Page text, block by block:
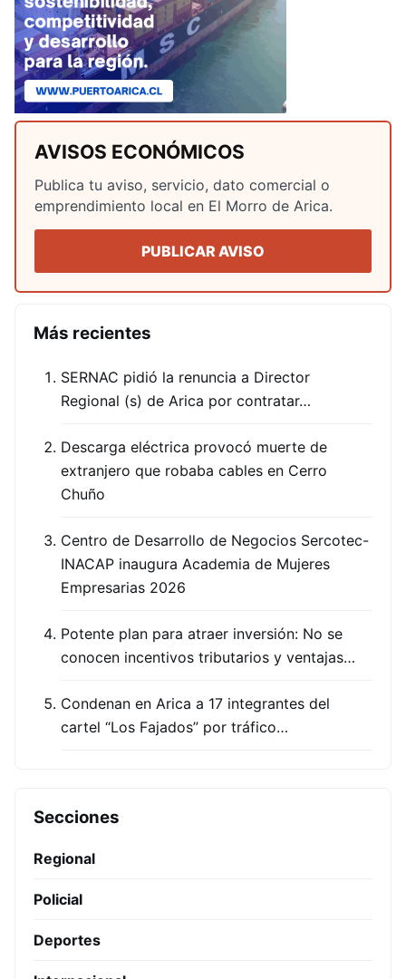
AVISOS ECONÓMICOS
Publica tu aviso, servicio, dato comercial o
emprendimiento local en El Morro de Arica.
PUBLICAR AVISO
Más recientes
SERNAC pidió la renuncia a Director
Regional (s) de Arica por contratar…
Descarga eléctrica provocó muerte de
extranjero que robaba cables en Cerro
Chuño
Centro de Desarrollo de Negocios Sercotec-
INACAP inaugura Academia de Mujeres
Empresarias 2026
Potente plan para atraer inversión: No se
conocen incentivos tributarios y ventajas…
Condenan en Arica a 17 integrantes del
cartel “Los Fajados” por tráfico…
Secciones
Regional
Policial
Deportes